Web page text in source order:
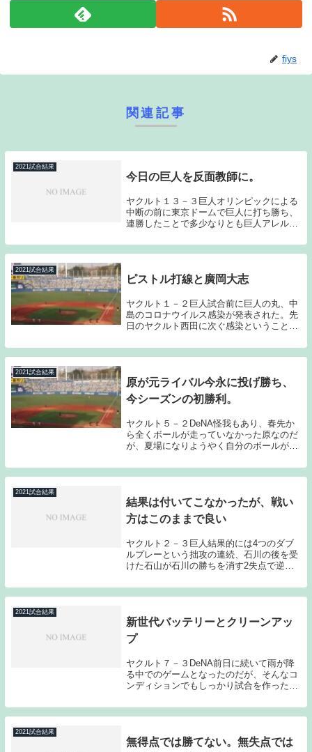
fiys
関連記事
2021試合結果
今日の巨人を反面教師に。
ヤクルト１３－３巨人オリンピックによる
中断の前に東京ドームで巨人に打ち勝ち、
連勝したことで多少なりとも巨人アレルギ
が、今日も相手のミスに付け込んで大勝し
たことで、後半戦も「勝負出来る。」とい
2021試合結果
ピストル打線と廣岡大志
ヤクルト１－２巨人試合前に巨人の丸、中
島のコロナウイルス感染が発表された。先
日のヤクルト西田に次ぐ感染ということ
ながらのシーズンになりそうである。試合
の方は、両チームの打線の脆さが露呈する
2021試合結果
原が元ライバル今永に投げ勝ち、
今シーズンの初勝利。
ヤクルト５－２DeNA怪我もあり、春先か
ら全くボールが走っていなかった原なのだ
が、夏場になりようやく自分のボールが投
な投球を見せてくれるか気になっていたの
だが、DeNA相手に7回無失点の好投でチー
2021試合結果
結果は付いてこなかったが、戦い
方はこのままで良い
ヤクルト２－３巨人結果的には4つのダブ
ルプレーという拙攻の連続、石川の後を受
けた石山が石川の勝ちを消す2失点で逆転
いゲームだったとは言えないのだが、打線
の状態は悪くないと感じたし、石山の状態
2021試合結果
新世代バッテリーとクリーンアッ
プ
ヤクルト７－３DeNA前日に続いて雨が降
る中でのゲームとなったのだが、そんなコ
ンディションでもしっかり試合を作った金
田に1試合2本のホームランが飛び出すな
ど、クリーンアップが機能して、得点を重
2021試合結果
無得点では勝てない。無失点では